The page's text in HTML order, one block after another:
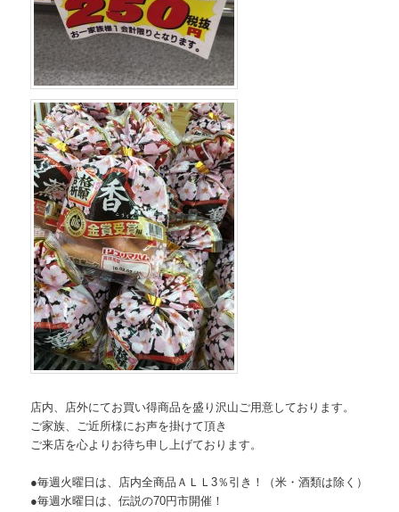
店内、店外にてお買い得商品を盛り沢山ご用意しております。
ご家族、ご近所様にお声を掛けて頂き
ご来店を心よりお待ち申し上げております。
●毎週火曜日は、店内全商品ＡＬＬ3％引き！（米・酒類は除く）
●毎週水曜日は、伝説の70円市開催！